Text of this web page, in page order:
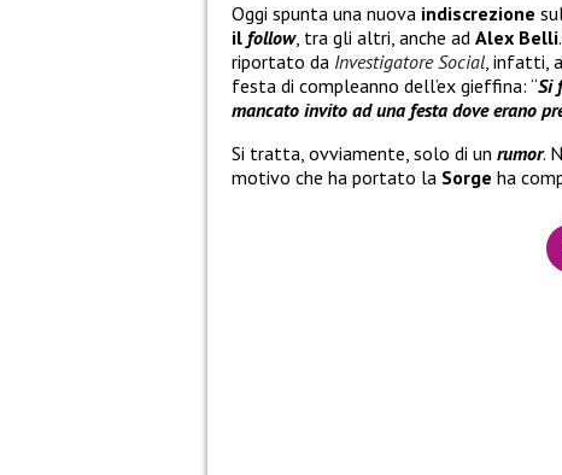
Oggi spunta una nuova indiscrezione
il follow, tra gli altri, anche ad Alex Belli
riportato da Investigatore Social, infatti, a
festa di compleanno dell’ex gieffina: “Si
mancato invito ad una festa dove erano
Si tratta, ovviamente, solo di un rumor.
motivo che ha portato la Sorge ha